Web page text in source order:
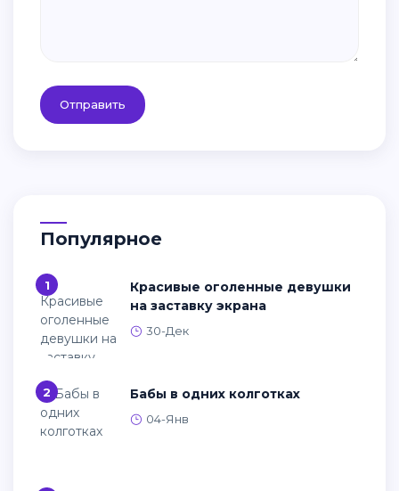
Отправить
Популярное
1
Красивые оголенные девушки
на заставку экрана
30-Дек
2 Бабы в одних колготках
04-Янв